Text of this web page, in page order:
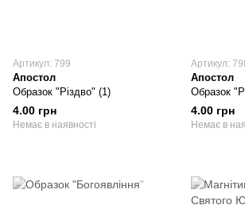
Артикул: 799
Апостол
Образок "Різдво" (1)
4.00 грн
Немає в наявності
Артикул:
Апостол
Образок
4.00 грн
Немає в